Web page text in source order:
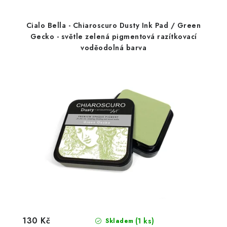
Cialo Bella - Chiaroscuro Dusty Ink Pad / Green
Gecko - světle zelená pigmentová razítkovací
voděodolná barva
Skladem (1 ks)
130 Kč